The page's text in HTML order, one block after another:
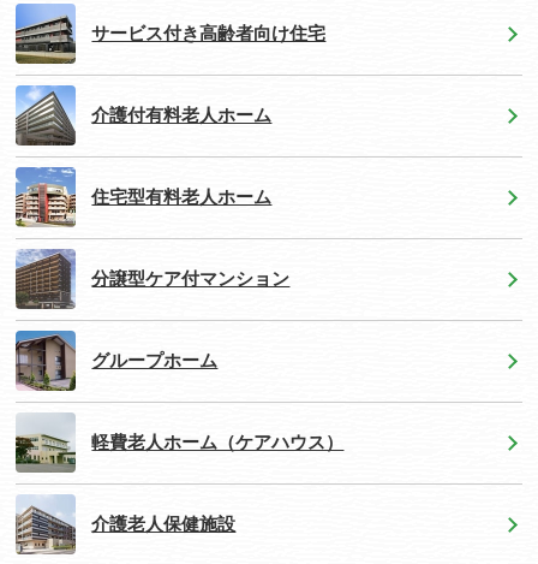
サービス付き高齢者向け住宅
介護付有料老人ホーム
住宅型有料老人ホーム
分譲型ケア付マンション
グループホーム
軽費老人ホーム（ケアハウス）
介護老人保健施設